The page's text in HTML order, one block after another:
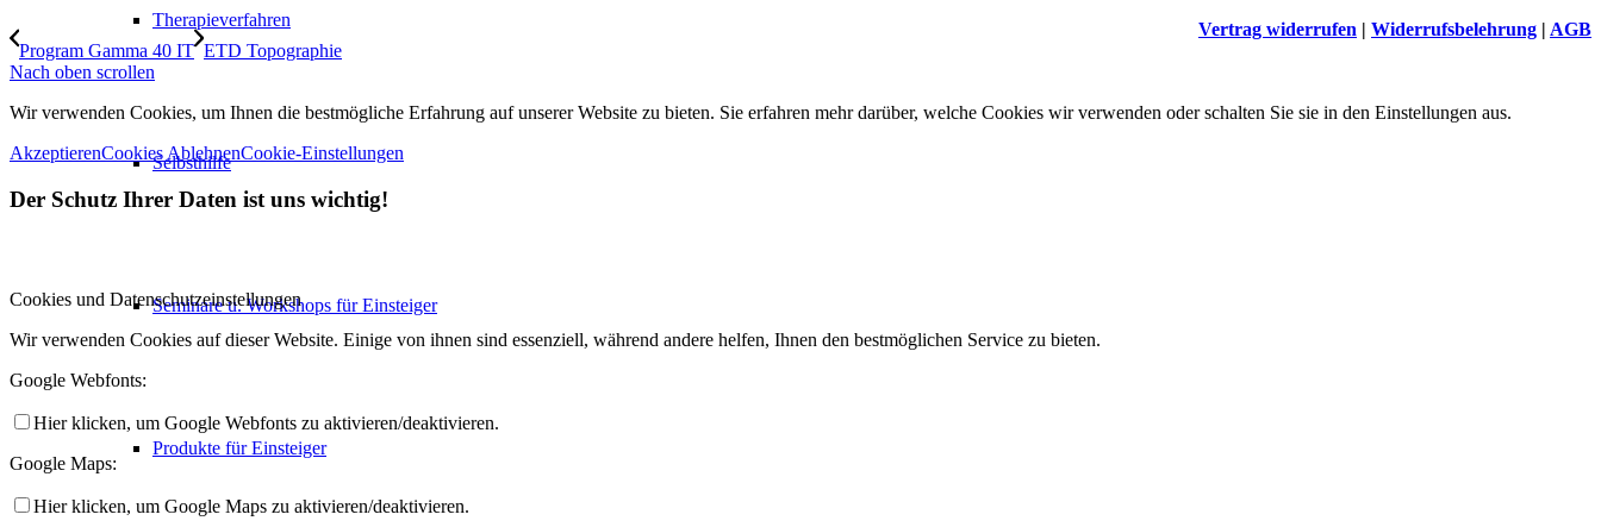
Therapieverfahren
Selbsthilfe
Seminare u. Workshops für Einsteiger
Produkte für Einsteiger
Vertrag widerrufen | Widerrufsbelehrung | AGB
Program Gamma 40 IT ETD Topographie
Nach oben scrollen
Wir verwenden Cookies, um Ihnen die bestmögliche Erfahrung auf unserer Website zu bieten. Sie erfahren mehr darüber, welche Cookies wir verwenden oder schalten Sie sie in den Einstellungen aus.
AkzeptierenCookies AblehnenCookie-Einstellungen
Der Schutz Ihrer Daten ist uns wichtig!
Cookies und Datenschutzeinstellungen
Wir verwenden Cookies auf dieser Website. Einige von ihnen sind essenziell, während andere helfen, Ihnen den bestmöglichen Service zu bieten.
Google Webfonts:
Hier klicken, um Google Webfonts zu aktivieren/deaktivieren.
Google Maps:
Hier klicken, um Google Maps zu aktivieren/deaktivieren.